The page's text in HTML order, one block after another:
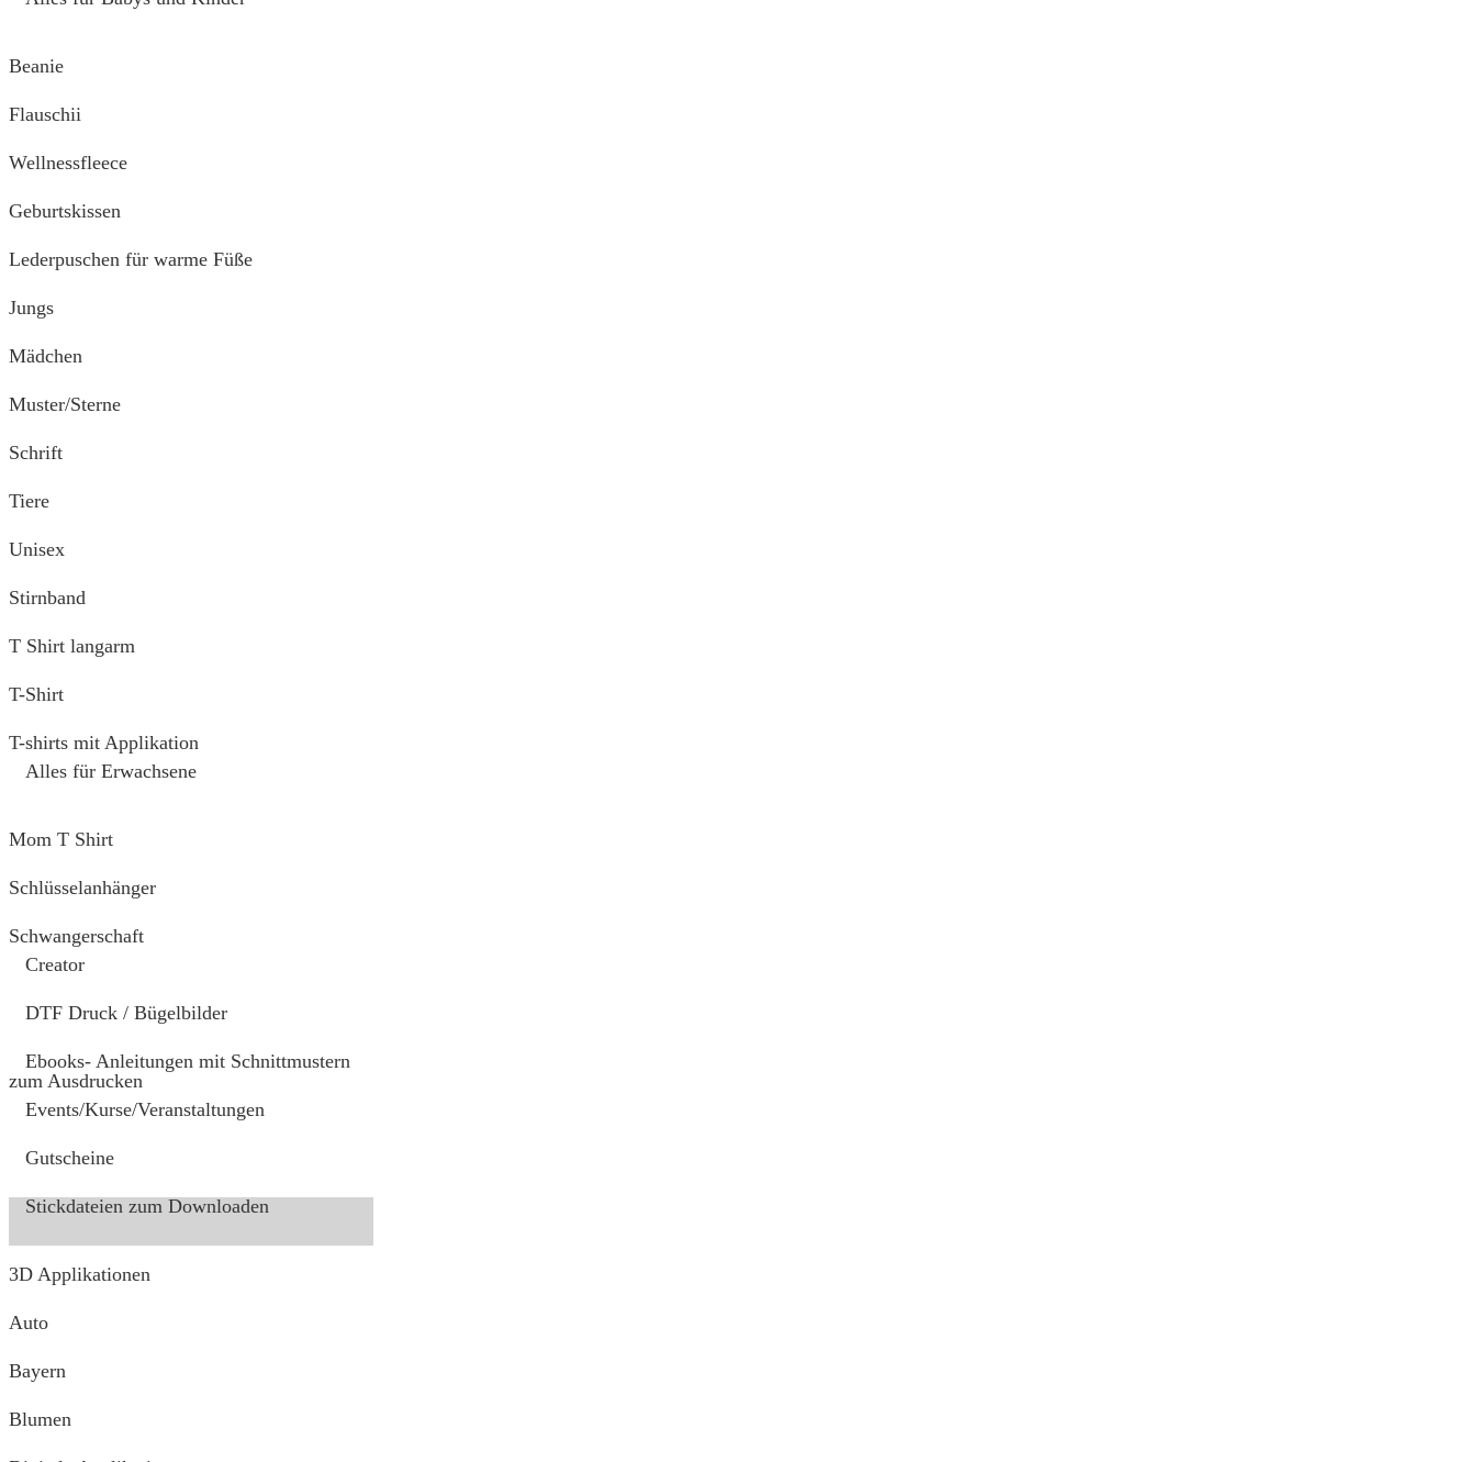
Beanie
Flauschii
Wellnessfleece
Geburtskissen
Lederpuschen für warme Füße
Jungs
Mädchen
Muster/Sterne
Schrift
Tiere
Unisex
Stirnband
T Shirt langarm
T-Shirt
T-shirts mit Applikation
Alles für Erwachsene
Mom T Shirt
Schlüsselanhänger
Schwangerschaft
Creator
DTF Druck / Bügelbilder
Ebooks- Anleitungen mit Schnittmustern
zum Ausdrucken
Events/Kurse/Veranstaltungen
Gutscheine
Stickdateien zum Downloaden
3D Applikationen
Auto
Bayern
Blumen